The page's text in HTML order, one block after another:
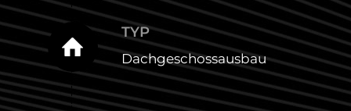
TYP
Dachgeschossausbau